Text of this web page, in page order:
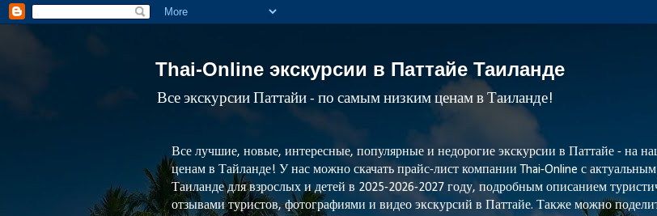
Thai-Online экскурсии в Паттайе Таиланде
Все экскурсии Паттайи - по самым низким ценам в Таиланде!
Все лучшие, новые, интересные, популярные и недорогие экскурсии в Паттайе - на
ценам в Тайланде! У нас можно скачать прайс-лист компании Thai-Online с
Таиланде для взрослых и детей в 2025-2026-2027 году, подробным описанием
отзывами туристов, фотографиями и видео экскурсий в Паттайе. Также можно